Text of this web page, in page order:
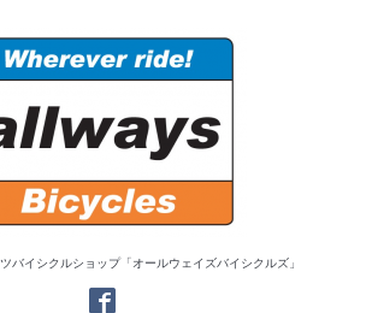
バイシクルショップ「オールウェイズバイシクルズ」